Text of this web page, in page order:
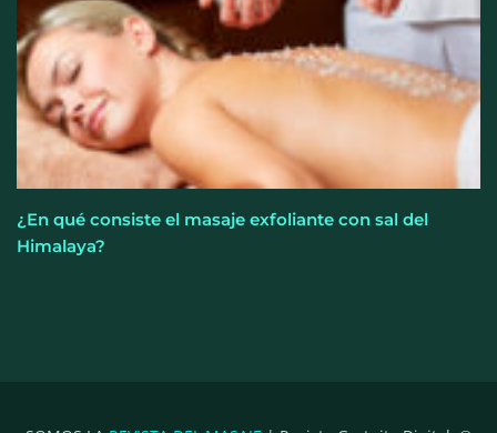
¿En qué consiste el masaje exfoliante con sal del
Himalaya?